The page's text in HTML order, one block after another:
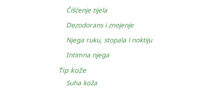
Čišćenje tijela
Dezodorans i znojenje
Njega ruku, stopala i noktiju
Intimna njega
Tip kože
Suha koža